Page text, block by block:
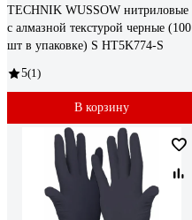
TECHNIK WUSSOW нитриловые
с алмазной текстурой черные (100
шт в упаковке) S HT5K774-S
5(1)
В корзину